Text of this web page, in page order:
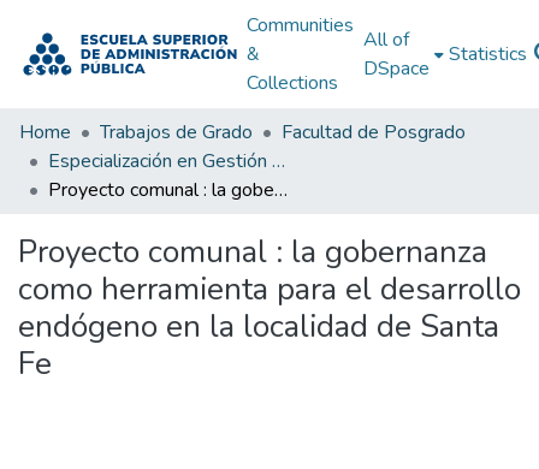
Communities
&
Collections
All of
DSpace
Statistics
Home Trabajos de Grado
Facultad de Posgrado
Especialización en Gestión y Planificación del Desarrollo Urbano y Regional
Proyecto comunal : la gobernanza como herramienta para el desarrollo endógeno en la localidad de Santa Fe
Proyecto comunal : la gobernanza
como herramienta para el desarrollo
endógeno en la localidad de Santa
Fe